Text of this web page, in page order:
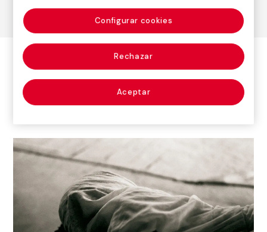
Sheikh,
2022
Otras obras del autor
Ver todas las obras del autor
Rechazar
Aceptar
Configurar cookies